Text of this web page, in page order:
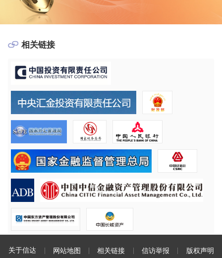
相关链接
关于信达 网站地图 相关链接 信访举报 版权声明